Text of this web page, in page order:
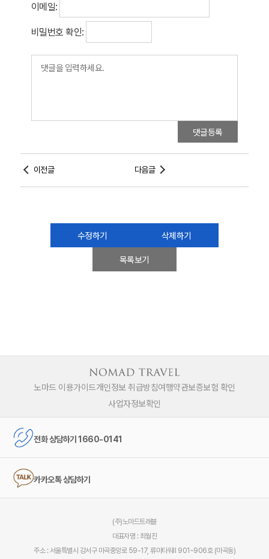
이메일:
비밀번호 확인:
댓글등록
이전글 다음글
수정하기
삭제하기
목록보기
노마드 이용가이드개인정보 취급방침여행약관보증보험 확인
사업자정보확인
전화 상담하기 1660-0141
카카오톡 상담하기
(주)노마드트래블
대표자명 : 최월진
주소 : 서울특별시 강서구 마곡중앙로 59-17, 류마타워Ⅱ 901~906호 (마곡동)